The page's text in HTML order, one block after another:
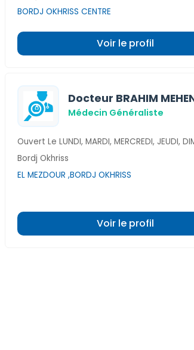
BORDJ OKHRISS CENTRE
Voir le profil
Docteur BRAHIM
Médecin Généraliste
Ouvert Le LUNDI, MARDI, MERCREDI, JEUDI,
Bordj Okhriss
EL MEZDOUR ,BORDJ OKHRISS
Voir le profil